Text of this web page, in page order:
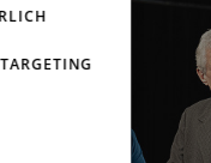
TARGETING